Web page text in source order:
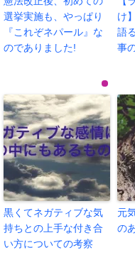
選挙実施も、やっぱり
『これぞネパール』な
のでありました!
け
語
事
黒くてネガティブな気
持ちとの上手な付き合
い方についての考察
元
の